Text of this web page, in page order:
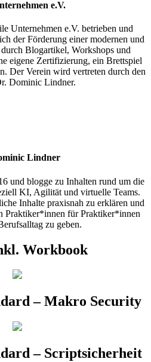
e.V.
Unternehmen e.V. betrieben und
der Förderung einer modernen und
Blogartikel, Workshops und
eigene Zertifizierung, ein Brettspiel
Der Verein wird vertreten durch den
Dominic Lindner.
Lindner
und blogge zu Inhalten rund um die
KI, Agilität und virtuelle Teams.
Inhalte praxisnah zu erklären und
Praktiker*innen für Praktiker*innen
zu geben.
Workbook
– Makro Security
– Scriptsicherheit